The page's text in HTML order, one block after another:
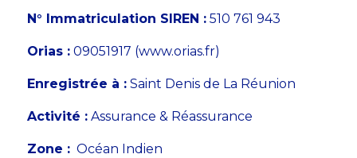
N° Immatriculation SIREN : 510 761 943
Orias : 09051917 (www.orias.fr)
Enregistrée à : Saint Denis de La Réunion
Activité : Assurance & Réassurance
Zone : Océan Indien